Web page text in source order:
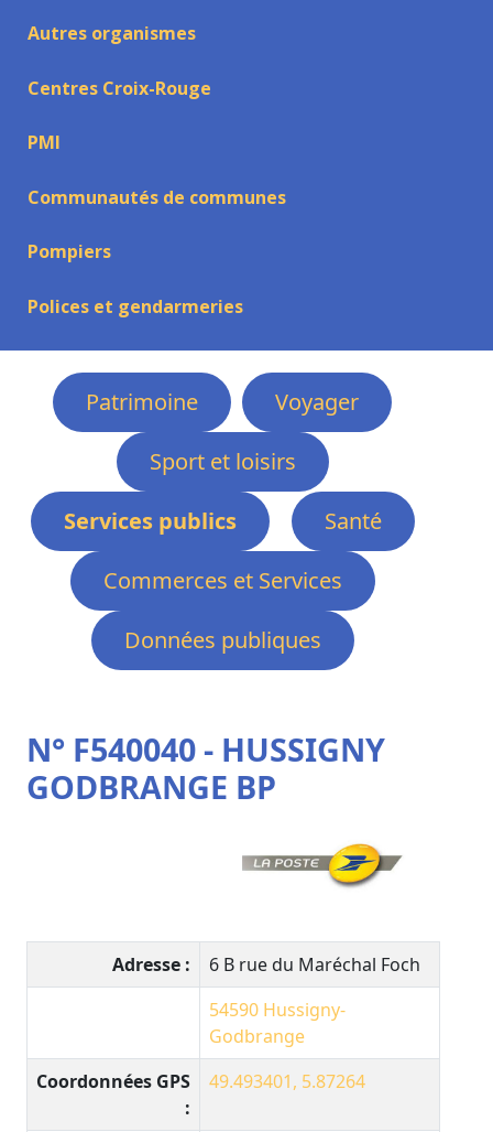
Autres organismes
Centres Croix-Rouge
PMI
Communautés de communes
Pompiers
Polices et gendarmeries
Patrimoine
Voyager
Sport et loisirs
Services publics
Santé
Commerces et Services
Données publiques
N° F540040 - HUSSIGNY
GODBRANGE BP
Adresse :
6 B rue du Maréchal Foch
54590 Hussigny-
Godbrange
Coordonnées GPS
:
49.493401, 5.87264